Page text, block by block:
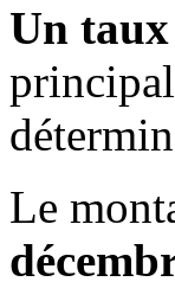
Un
Le